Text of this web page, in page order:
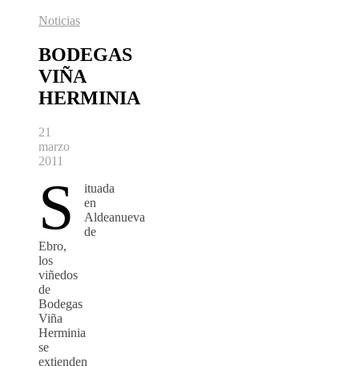
Noticias
BODEGAS
VIÑA
HERMINIA
21
marzo
2011
S
ituada
en
Aldeanueva
de
Ebro,
los
viñedos
de
Bodegas
Viña
Herminia
se
extienden